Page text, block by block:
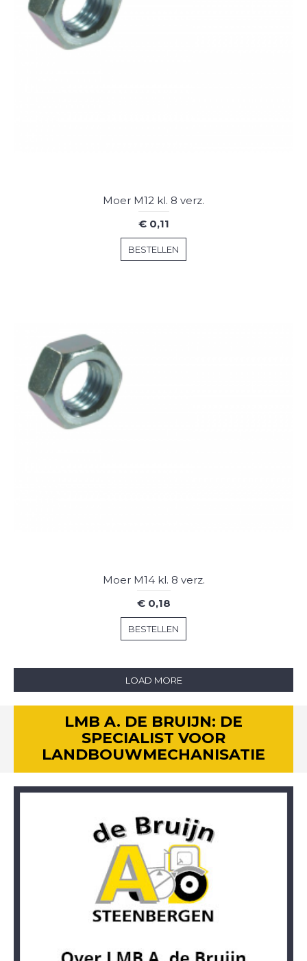
Moer M12 kl. 8 verz.
€ 0,11
BESTELLEN
Moer M14 kl. 8 verz.
€ 0,18
BESTELLEN
LOAD MORE
LMB A. DE BRUIJN: DE
SPECIALIST VOOR
LANDBOUWMECHANISATIE